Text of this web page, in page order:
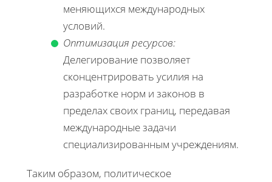
меняющихся международных
условий.
Оптимизация ресурсов:
Делегирование позволяет
сконцентрировать усилия на
разработке норм и законов в
пределах своих границ, передавая
международные задачи
специализированным учреждениям.
Таким образом, политическое